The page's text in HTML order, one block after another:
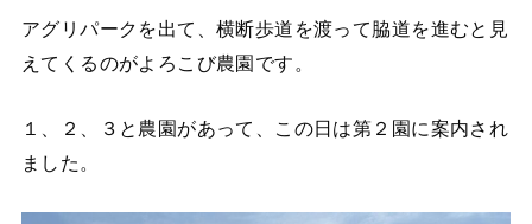
アグリパークを出て、横断歩道を渡って脇道を進むと見
えてくるのがよろこび農園です。
１、２、３と農園があって、この日は第２園に案内され
ました。